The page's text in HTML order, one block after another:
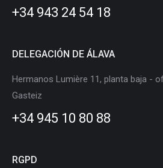
windowwindowwindowwindowwindow
+34 943 24 54 18
DELEGACIÓN DE ÁLAVA
Hermanos Lumière 11, planta baja -
Gasteiz
+34 945 10 80 88
RGPD